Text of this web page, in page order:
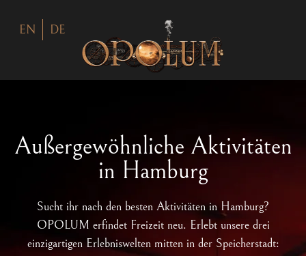
EN DE
Außergewöhnliche Aktivitäten
in Hamburg
Sucht ihr nach den besten Aktivitäten in Hamburg?
OPOLUM erfindet Freizeit neu. Erlebt unsere drei
einzigartigen Erlebniswelten mitten in der Speicherstadt: